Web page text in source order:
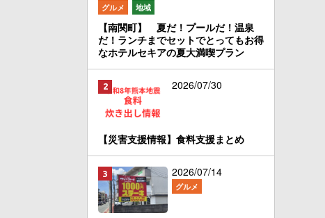
グルメ 地域
【南関町】 夏だ！プールだ！温泉
だ！ランチまでセットでとってもお得
なホテルセキアの夏大満喫プラン
2026/07/30
【災害支援情報】食料支援まとめ
2026/07/14
グルメ